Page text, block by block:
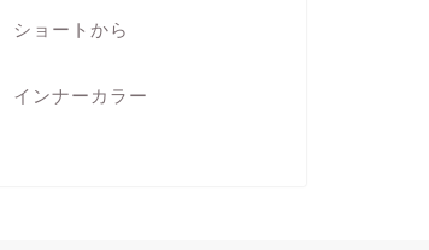
ショートから
インナーカラー